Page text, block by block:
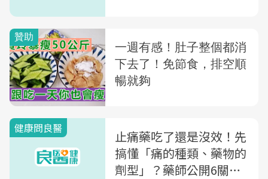
健康問良醫
止痛藥吃了還是沒效！先
搞懂「痛的種類、藥物的
劑型」？藥師公開6關